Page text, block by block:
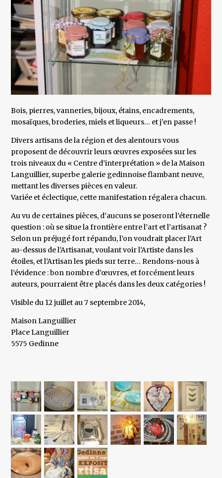
Bois, pierres, vanneries, bijoux, étains, encadrements,
mosaïques, broderies, miels et liqueurs… et j’en passe !
Divers artisans de la région et des alentours vous
proposent de découvrir leurs œuvres exposées sur les
trois niveaux du « Centre d’interprétation » de la Maison
Languillier, superbe galerie gedinnoise flambant neuve,
mettant les diverses pièces en valeur.
Variée et éclectique, cette manifestation régalera chacun.
Au vu de certaines pièces, d’aucuns se poseront l’éternelle
question : où se situe la frontière entre l’art et l’artisanat ?
Selon un préjugé fort répandu, l’on voudrait placer l’Art
au-dessus de l’Artisanat, voulant voir l’Artiste dans les
étoiles, et l’Artisan les pieds sur terre… Rendons-nous à
l’évidence : bon nombre d’œuvres, et forcément leurs
auteurs, pourraient être placés dans les deux catégories !
Visible du 12 juillet au 7 septembre 2014,
Maison Languillier
Place Languillier
5575 Gedinne